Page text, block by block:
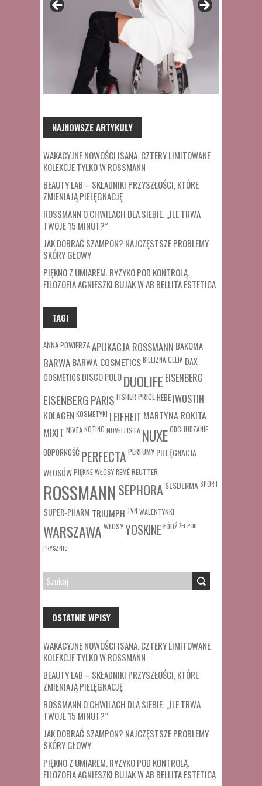
NAJNOWSZE ARTYKUŁY
WAKACYJNE NOWOŚCI ISANA. CZTERY LIMITOWANE
KOLEKCJE TYLKO W ROSSMANN
BEAUTY LAB – SKŁADNIKI PRZYSZŁOŚCI, KTÓRE
ZMIENIAJĄ PIELĘGNACJĘ
ROSSMANN O CHWILACH DLA SIEBIE. „ILE TRWA
TWOJE 15 MINUT?”
JAK DOBRAĆ SZAMPON? NAJCZĘSTSZE PROBLEMY
SKÓRY GŁOWY
PIĘKNO Z UMIAREM. RYZYKO POD KONTROLĄ.
FILOZOFIA AGNIESZKI BUJAK W AB BELLITA ESTETICA
TAGI
ANNA POWIERZAAPLIKACJA ROSSMANN BAKOMA
BARWABARWA COSMETICSBIELIZNA CELIA DAX
COSMETICSDISCO POLODUOLIFE EISENBERG
EISENBERG PARIS FISHER PRICEHEBE IWOSTIN
KOLAGEN KOSMETYKI LEIFHEIT MARTYNA ROKITA
MIXIT NIVEANOTINO NOVELLISTA NUXEODCHUDZANIE
ODPORNOŚĆ PERFECTA PERFUMY PIELĘGNACJA
WŁOSÓWPIĘKNE WŁOSYREMÉREUTTER
ROSSMANNSEPHORASESDERMA SPORT
SUPER-PHARM TRIUMPH TVN WALENTYNKI
WARSZAWA WŁOSYYOSKINE ŁÓDŹŻEL POD
PRYSZNIC
SZUKAJ:
OSTATNIE WPISY
WAKACYJNE NOWOŚCI ISANA. CZTERY LIMITOWANE
KOLEKCJE TYLKO W ROSSMANN
BEAUTY LAB – SKŁADNIKI PRZYSZŁOŚCI, KTÓRE
ZMIENIAJĄ PIELĘGNACJĘ
ROSSMANN O CHWILACH DLA SIEBIE. „ILE TRWA
TWOJE 15 MINUT?”
JAK DOBRAĆ SZAMPON? NAJCZĘSTSZE PROBLEMY
SKÓRY GŁOWY
PIĘKNO Z UMIAREM. RYZYKO POD KONTROLĄ.
FILOZOFIA AGNIESZKI BUJAK W AB BELLITA ESTETICA